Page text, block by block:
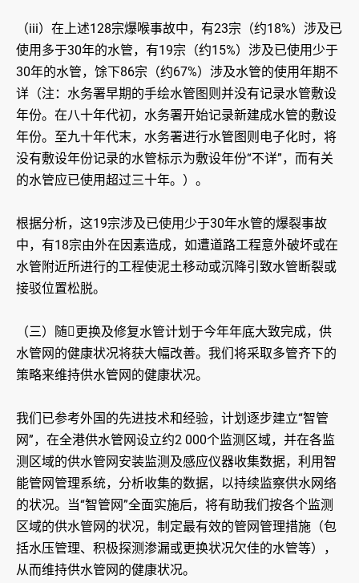
（iii）在上述128宗爆喉事故中，有23宗（约18%）涉及已
使用多于30年的水管，有19宗（约15%）涉及已使用少于
30年的水管，馀下86宗（约67%）涉及水管的使用年期不
详（注：水务署早期的手绘水管图则并没有记录水管敷设
年份。在八十年代初，水务署开始记录新建成水管的敷设
年份。至九十年代末，水务署进行水管图则电子化时，将
没有敷设年份记录的水管标示为敷设年份“不详”，而有关
的水管应已使用超过三十年。）。
根据分析，这19宗涉及已使用少于30年水管的爆裂事故
中，有18宗由外在因素造成，如遭道路工程意外破坏或在
水管附近所进行的工程使泥土移动或沉降引致水管断裂或
接驳位置松脱。
（三）随更换及修复水管计划于今年年底大致完成，供
水管网的健康状况将获大幅改善。我们将采取多管齐下的
策略来维持供水管网的健康状况。
我们已参考外国的先进技术和经验，计划逐步建立“智管
网”，在全港供水管网设立约2 000个监测区域，并在各监
测区域的供水管网安装监测及感应仪器收集数据，利用智
能管网管理系统，分析收集的数据，以持续监察供水网络
的状况。当“智管网”全面实施后，将有助我们按各个监测
区域的供水管网的状况，制定最有效的管网管理措施（包
括水压管理、积极探测渗漏或更换状况欠佳的水管等），
从而维持供水管网的健康状况。